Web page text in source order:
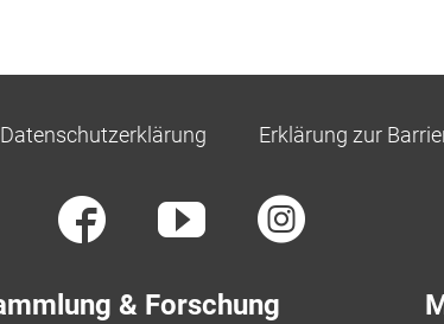
Datenschutzerklärung Erklärung zur
& Forschung